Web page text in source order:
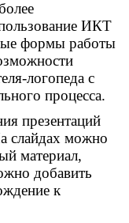
ИКТ
формы работы
логопеда с
процесса.
презентаций
слайдах можно
материал,
добавить
к